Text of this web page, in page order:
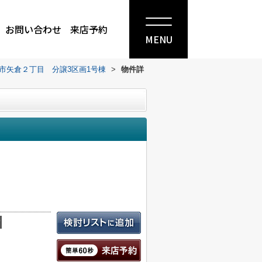
お問い合わせ 来店予約
MENU
矢倉２丁目 分譲3区画1号棟 > 物件詳